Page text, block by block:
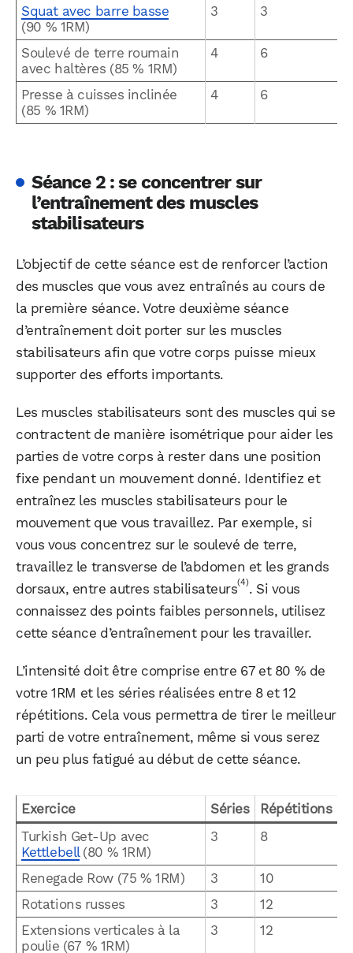
Squat avec barre basse
(90 % 1RM)
3 3
Soulevé de terre roumain
avec haltères (85 % 1RM)
4 6
Presse à cuisses inclinée
(85 % 1RM)
4 6
Séance 2 : se concentrer sur
l’entraînement des muscles
stabilisateurs
L’objectif de cette séance est de renforcer l’action
des muscles que vous avez entraînés au cours de
la première séance. Votre deuxième séance
d’entraînement doit porter sur les muscles
stabilisateurs afin que votre corps puisse mieux
supporter des efforts importants.
Les muscles stabilisateurs sont des muscles qui se
contractent de manière isométrique pour aider les
parties de votre corps à rester dans une position
fixe pendant un mouvement donné. Identifiez et
entraînez les muscles stabilisateurs pour le
mouvement que vous travaillez. Par exemple, si
vous vous concentrez sur le soulevé de terre,
travaillez le transverse de l’abdomen et les grands
dorsaux, entre autres stabilisateurs(4). Si vous
connaissez des points faibles personnels, utilisez
cette séance d’entraînement pour les travailler.
L’intensité doit être comprise entre 67 et 80 % de
votre 1RM et les séries réalisées entre 8 et 12
répétitions. Cela vous permettra de tirer le meilleur
parti de votre entraînement, même si vous serez
un peu plus fatigué au début de cette séance.
Exercice Séries
Répétitions
Turkish Get-Up avec
Kettlebell(80 % 1RM)
3 8
Renegade Row (75 % 1RM) 3
10
Rotations russes
3
12
Extensions verticales à la
poulie (67 % 1RM)
3 12